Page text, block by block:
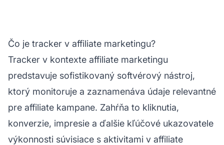
Čo je tracker v affiliate marketingu?
Tracker v kontexte affiliate marketingu
predstavuje sofistikovaný softvérový nástroj,
ktorý monitoruje a zaznamenáva údaje relevantné
pre affiliate kampane. Zahŕňa to kliknutia,
konverzie, impresie a ďalšie kľúčové ukazovatele
výkonnosti súvisiace s aktivitami v affiliate